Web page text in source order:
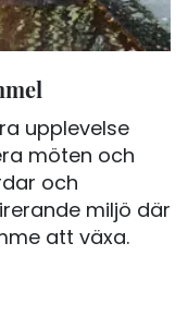
upplevelse
möten och
och
miljö där
att växa.